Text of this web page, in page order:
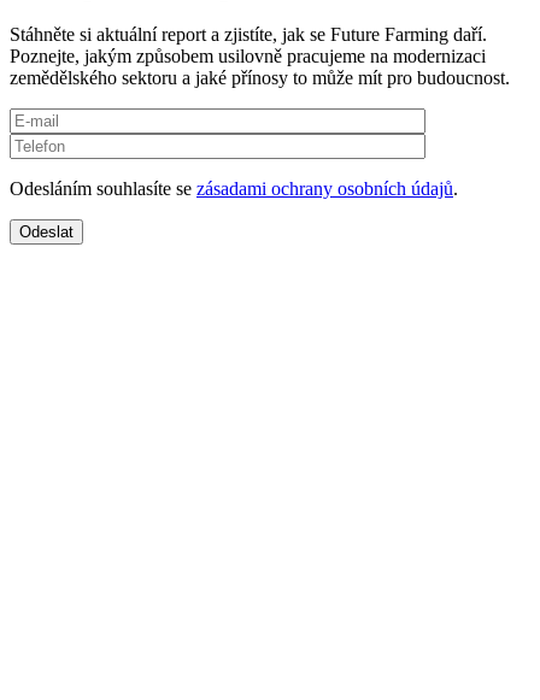
Stáhněte si aktuální report a zjistíte, jak se Future Farming daří.
Poznejte, jakým způsobem usilovně pracujeme na modernizaci
zemědělského sektoru a jaké přínosy to může mít pro budoucnost.
Odesláním souhlasíte se zásadami ochrany osobních údajů.